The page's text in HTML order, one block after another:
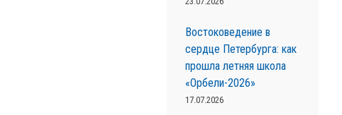
Востоковедение в
сердце Петербурга: как
прошла летняя школа
«Орбели-2026»
17.07.2026